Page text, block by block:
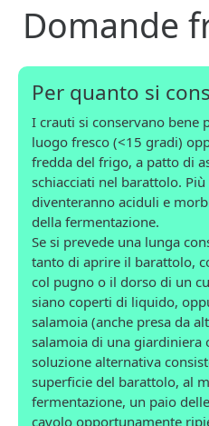
Domande
Per quanto si
I crauti si conservano bene
luogo fresco (<15 gradi)
fredda del frigo, a patto di
schiacciati nel barattolo.
diventeranno aciduli e
della fermentazione.
Se si prevede una lunga
tanto di aprire il barattolo,
col pugno o il dorso di un
siano coperti di liquido,
salamoia (anche presa da
salamoia di una giardiniera
soluzione alternativa
superficie del barattolo, al
fermentazione, un paio
cavolo opportunamente